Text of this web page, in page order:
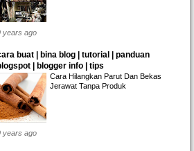
years ago
buat | bina blog | tutorial | panduan
| blogger info | tips
Cara Hilangkan Parut Dan Bekas
Jerawat Tanpa Produk
years ago